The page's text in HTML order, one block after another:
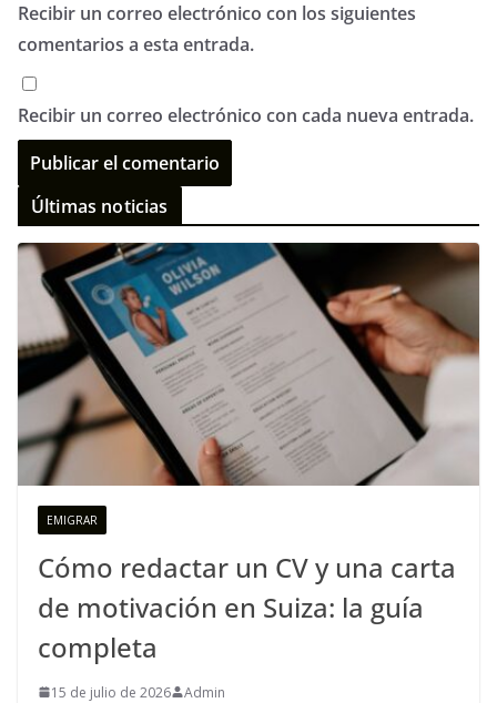
Recibir un correo electrónico con los siguientes
comentarios a esta entrada.
Recibir un correo electrónico con cada nueva entrada.
Últimas noticias
EMIGRAR
Cómo redactar un CV y una carta
de motivación en Suiza: la guía
completa
15 de julio de 2026 Admin